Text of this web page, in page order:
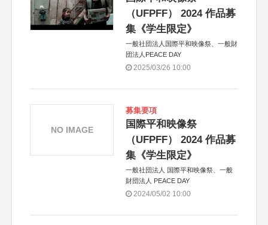
（UFPFF） 2024 作品募
集《学生限定》
一般社団法人国際平和映像祭、一般財
団法人PEACE DAY
2025/03/26 10:00
募集要項
国際平和映像祭
（UFPFF） 2024 作品募
集《学生限定》
一般社団法人 国際平和映像祭、一般
財団法人 PEACE DAY
2024/05/02 10:00
NO IMAGE